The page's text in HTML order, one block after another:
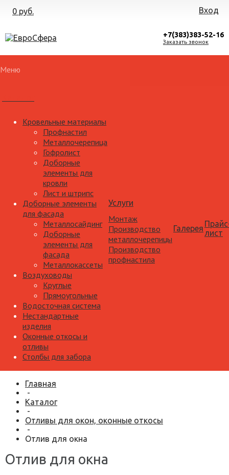
0 руб. Вход
+7(383)383-52-16
Заказать звонок
Меню
Кровельные материалы
Профнастил
Металлочерепица
Гофролист
Доборные
элементы для
кровли
Лист и штрипс
Доборные элементы
для фасада
Металлосайдинг
Доборные
элементы для
фасада
Металлокассеты
Воздуховоды
Круглые
Прямоугольные
Водосточная система
Нестандартные
изделия
Оконные откосы и
отливы
Столбы для забора
Услуги
Монтаж
Производство
металлочерепицы
Производство
профнастила
Галерея лист
Главная
-
Каталог
-
Отливы для окон, оконные откосы
-
Отлив для окна
Отлив для окна